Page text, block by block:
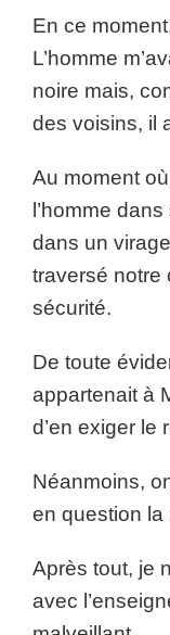
En ce
L’homme
noire mais,
des voisins, il
Au moment
l’homme
dans un
traversé notre
sécurité.
De toute
appartenait à
d’en exiger le
Néanmoins,
en question la
Après tout, je
avec